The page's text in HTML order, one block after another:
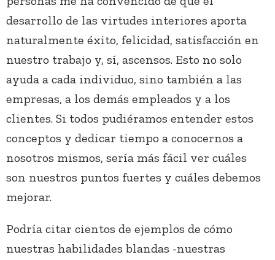
desarrollo de las virtudes interiores aporta
naturalmente éxito, felicidad, satisfacción en
nuestro trabajo y, sí, ascensos. Esto no solo
ayuda a cada individuo, sino también a las
empresas, a los demás empleados y a los
clientes. Si todos pudiéramos entender estos
conceptos y dedicar tiempo a conocernos a
nosotros mismos, sería más fácil ver cuáles
son nuestros puntos fuertes y cuáles debemos
mejorar.
Podría citar cientos de ejemplos de cómo
nuestras habilidades blandas -nuestras